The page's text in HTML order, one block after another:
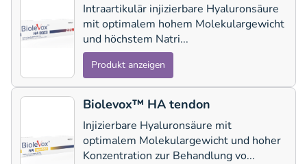
Intraartikulär injizierbare Hyaluronsäure
mit optimalem hohem Molekulargewicht
und höchstem Natri...
Produkt anzeigen
Biolevox™ HA tendon
Injizierbare Hyaluronsäure mit
optimalem Molekulargewicht und hoher
Konzentration zur Behandlung vo...